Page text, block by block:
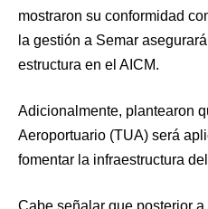
mostraron su conformidad
la gestión a Semar
estructura en el AICM.
Adicionalmente, plantearon
Aeroportuario (TUA) será
fomentar la infraestructura
Cabe señalar que posterior